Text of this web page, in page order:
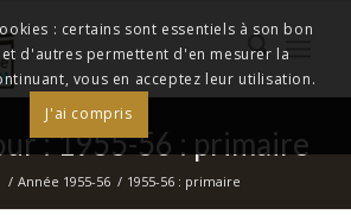
: 1955-56 : primaire
/ Année 1955-56 / 1955-56 : primaire
: certains sont essentiels à son bon
d'autres permettent d'en mesurer la
vous en acceptez leur utilisation.
J'ai compris